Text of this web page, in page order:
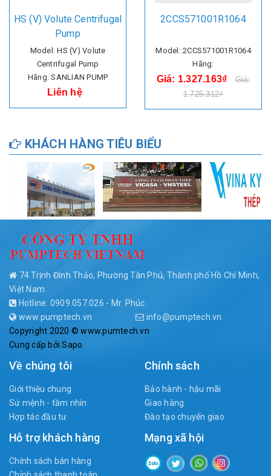
HS (V) Volute Centrifugal
Pump
Model: HS (V) Volute
Centrifugal Pump
Hãng: SANLIAN PUMP
Liên hệ
2CCS571001R1064
Model: 2CCS571001R1064
Hãng:
Giá: 1.327.163₫
Giá:
1.725.312₫
KHÁCH HÀNG TIÊU BIỂU
74 Trịnh Đình Thảo, Phường Tân Phú, Thành phố Hồ Chí Minh,
Việt Nam
Hotline: 0909.057.026 - Mr. Phúc
www.pumptech.vn
info@pumptech.vn
Copyright 2020 © www.pumtech.vn
Cung cấp bởiSapo
Về chúng tôi
Giới thiệu chung
Sứ mệnh - tầm nhìn
Hợp tác đầu tư
Chính sách
Bảo hành - hậu mãi
Giao hàng
Đào tạo chuyển giao
Hỗ trợ khách hàng
Chính sách bán hàng
Mạng xã hội